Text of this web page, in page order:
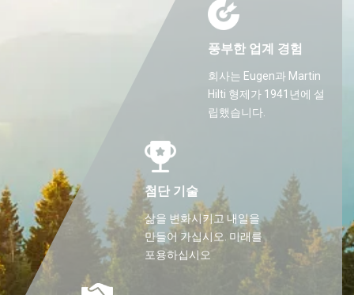
풍부한 업계 경험
회사는 Eugen과 Martin
Hilti 형제가 1941년에 설
립했습니다.
첨단 기술
삶을 변화시키고 내일을
만들어 가십시오. 미래를
포용하십시오